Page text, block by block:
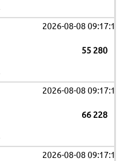
2026-08-08 09:17:19
55 280
2026-08-08 09:17:19
66 228
2026-08-08 09:17:19